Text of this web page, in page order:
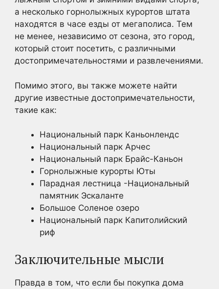
а несколько горнолыжных курортов штата
находятся в часе езды от мегаполиса. Тем
не менее, независимо от сезона, это город,
который стоит посетить, с различными
достопримечательностями и развлечениями.
Помимо этого, вы также можете найти
другие известные достопримечательности,
такие как:
Национальный парк Каньонлендс
Национальный парк Арчес
Национальный парк Брайс-Каньон
Горнолыжные курорты Юты
Парадная лестница -Национальный
памятник Эскаланте
Большое Соленое озеро
Национальный парк Капитолийский
риф
Заключительные мысли
Правда в том, что если бы покупка дома